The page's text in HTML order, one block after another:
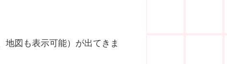
地図も表示可能）が出てきま